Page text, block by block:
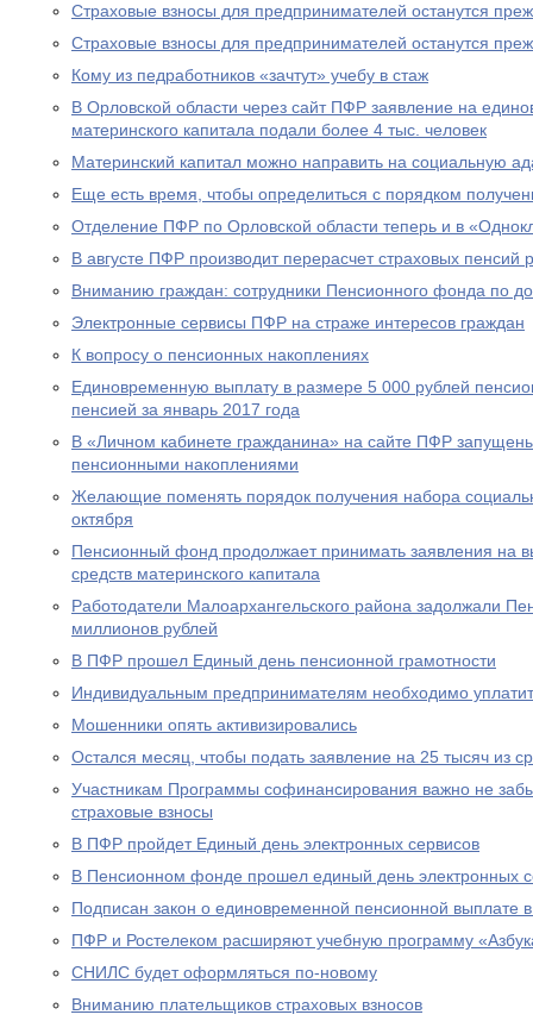
Страховые взносы для предпринимателей останутся
Страховые взносы для предпринимателей останутся
Кому из педработников «зачтут» учебу в стаж
В Орловской области через сайт ПФР заявление на
материнского капитала подали более 4 тыс. человек
Материнский капитал можно направить на социальную
Еще есть время, чтобы определиться с порядком
Отделение ПФР по Орловской области теперь и в
В августе ПФР производит перерасчет страховых
Вниманию граждан: сотрудники Пенсионного фонда по
Электронные сервисы ПФР на страже интересов граждан
К вопросу о пенсионных накоплениях
Единовременную выплату в размере 5 000 рублей
пенсией за январь 2017 года
В «Личном кабинете гражданина» на сайте ПФР
пенсионными накоплениями
Желающие поменять порядок получения набора
октября
Пенсионный фонд продолжает принимать заявления на
средств материнского капитала
Работодатели Малоархангельского района задолжали
миллионов рублей
В ПФР прошел Единый день пенсионной грамотности
Индивидуальным предпринимателям необходимо
Мошенники опять активизировались
Остался месяц, чтобы подать заявление на 25 тысяч из
Участникам Программы софинансирования важно не
страховые взносы
В ПФР пройдет Единый день электронных сервисов
В Пенсионном фонде прошел единый день электронных
Подписан закон о единовременной пенсионной выплате
ПФР и Ростелеком расширяют учебную программу
СНИЛС будет оформляться по-новому
Вниманию плательщиков страховых взносов